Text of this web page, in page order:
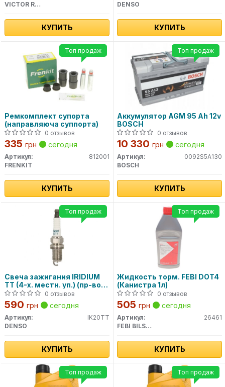
VICTOR REINZ
КУПИТЬ
DENSO
КУПИТЬ
Ремкомплект супорта
(направляюча суппорта)
0 отзывов
335 грн сегодня
Артикул:
812001
FRENKIT
КУПИТЬ
Топ продаж
Аккумулятор AGM 95 Ah 12v
BOSCH
0 отзывов
10 330 грн сегодня
Артикул:
0092S5A130
BOSCH
КУПИТЬ
Топ продаж
Свеча зажигания IRIDIUM
TT (4-х. местн. уп.) (пр-во
DENSO)
0 отзывов
590 грн сегодня
Артикул:
IK20TT
DENSO
КУПИТЬ
Топ продаж
Жидкость торм. FEBI DOT4
(Канистра 1л)
0 отзывов
505 грн сегодня
Артикул:
26461
FEBI BILSTEIN
КУПИТЬ
Топ продаж
Топ продаж Топ продаж